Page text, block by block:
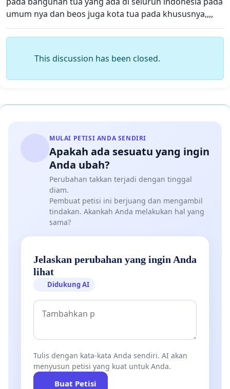
umum nya dan beos juga kota tua pada khususnya,,,,
This discussion has been closed.
MULAI PETISI ANDA SENDIRI
Apakah ada sesuatu yang ingin
Anda ubah?
Perubahan takkan terjadi dengan tinggal
diam.
Pembuat petisi ini berjuang dan mengambil
tindakan. Akankah Anda melakukan hal yang
sama?
Jelaskan perubahan yang ingin Anda
lihat
Didukung AI
Tulis dengan kata-kata Anda sendiri. AI akan
menyusun petisi yang kuat untuk Anda.
Buat Petisi